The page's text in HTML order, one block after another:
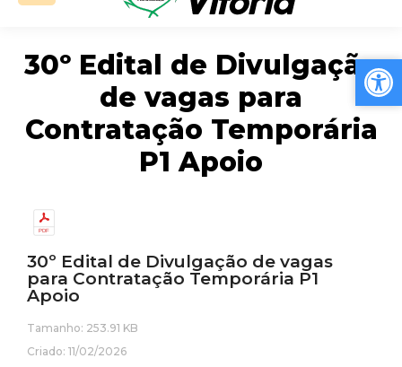
30º Edital de Divulgação
de vagas para
Contratação Temporária
P1 Apoio
30º Edital de Divulgação de vagas
para Contratação Temporária P1
Apoio
Tamanho: 253.91 KB
Criado: 11/02/2026